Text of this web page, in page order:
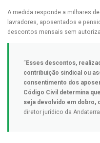
A medida responde a milhares
lavradores, aposentados e
descontos mensais sem
“ Esses descontos,
contribuição sindical ou
consentimento dos
Código Civil determina
seja devolvido em dobro,
diretor jurídico da